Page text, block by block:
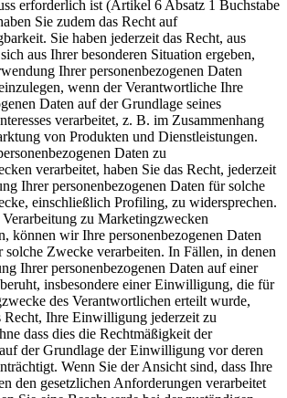
erforderlich ist (Artikel 6 Absatz 1 Buchstabe
Sie zudem das Recht auf
Sie haben jederzeit das Recht, aus
aus Ihrer besonderen Situation ergeben,
Ihrer personenbezogenen Daten
wenn der Verantwortliche Ihre
Daten auf der Grundlage seines
verarbeitet, z. B. im Zusammenhang
von Produkten und Dienstleistungen.
Daten zu
verarbeitet, haben Sie das Recht, jederzeit
Ihrer personenbezogenen Daten für solche
einschließlich Profiling, zu widersprechen.
zu Marketingzwecken
können wir Ihre personenbezogenen Daten
solche Zwecke verarbeiten. In Fällen, in denen
Ihrer personenbezogenen Daten auf einer
insbesondere einer Einwilligung, die für
des Verantwortlichen erteilt wurde,
Recht, Ihre Einwilligung jederzeit zu
dass dies die Rechtmäßigkeit der
der Grundlage der Einwilligung vor deren
Wenn Sie der Ansicht sind, dass Ihre
den gesetzlichen Anforderungen verarbeitet